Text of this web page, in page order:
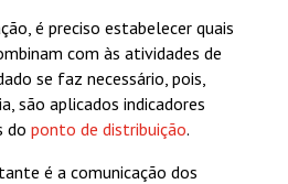
é preciso estabelecer quais
com às atividades de
se faz necessário, pois,
são aplicados indicadores
do ponto de distribuição.
é a comunicação dos